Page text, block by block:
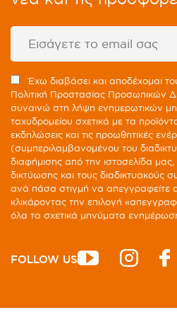
Έχω διαβάσει και αποδέχομαι
Πολιτική Προστασίας Προσωπικών
συναινώ στη λήψη ενημερωτικών
ταχυδρομείου σχετικά με τα
εκδηλώσεις και τις προωθητικές
(συμπεριλαμβανομένου του
διαφήμισης από την ιστοσελίδα
δικτύωσης και τους διαδικτυακούς
ανά πάσα στιγμή να απεγγραφείτε
κλικάροντας την επιλογή
όλα τα σχετικά μηνύματα
FOLLOW US